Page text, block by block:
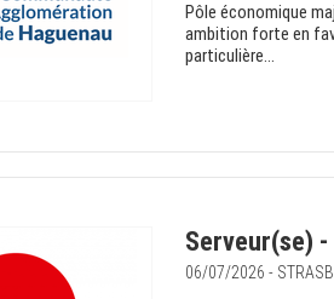
Pôle économique
ambition forte en
particulière...
Serveur(se) -
06/07/2026 -